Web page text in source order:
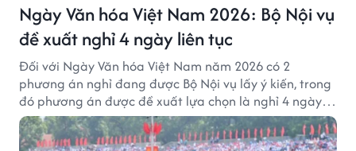
Ngày Văn hóa Việt Nam 2026: Bộ Nội vụ
đề xuất nghỉ 4 ngày liên tục
Đối với Ngày Văn hóa Việt Nam năm 2026 có 2
phương án nghỉ đang được Bộ Nội vụ lấy ý kiến, trong
đó phương án được đề xuất lựa chọn là nghỉ 4 ngày
liên tục từ 21/11 đến 24/11, đồng thời hoán đổi 1 ngày
làm việc sang thứ Bảy (28/11).